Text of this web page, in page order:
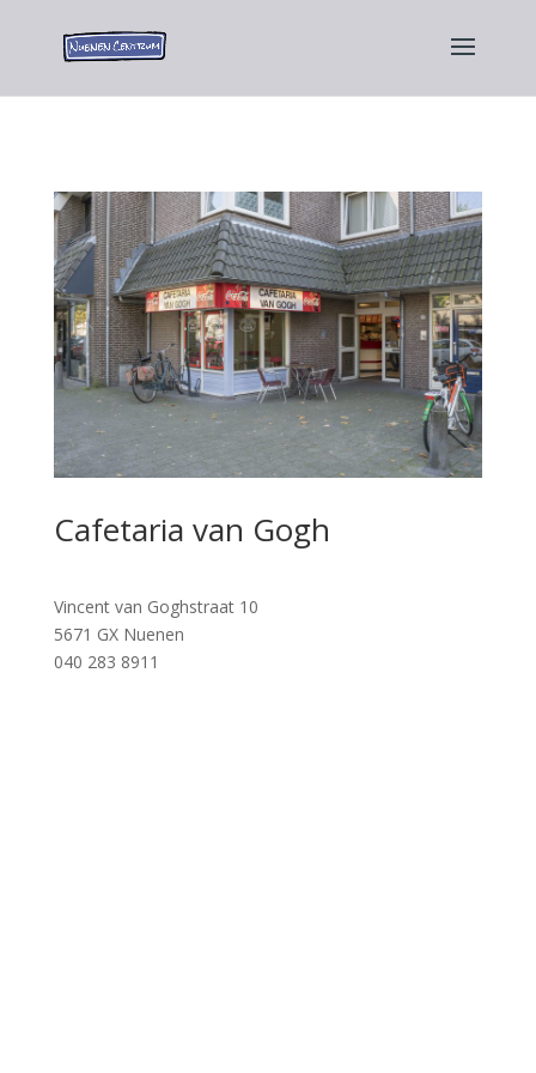
Cafetaria van Gogh
Vincent van Goghstraat 10
5671 GX Nuenen
040 283 8911